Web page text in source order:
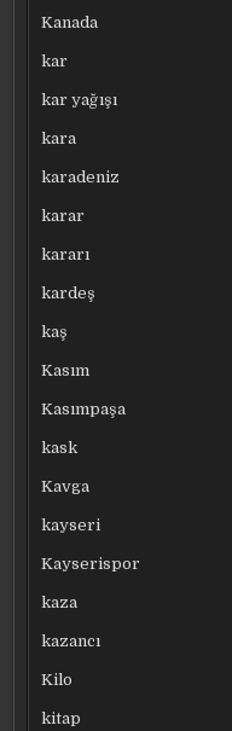
Kanada
kar
kar yağışı
kara
karadeniz
karar
kararı
kardeş
kaş
Kasım
Kasımpaşa
kask
Kavga
kayseri
Kayserispor
kaza
kazancı
Kilo
kitap